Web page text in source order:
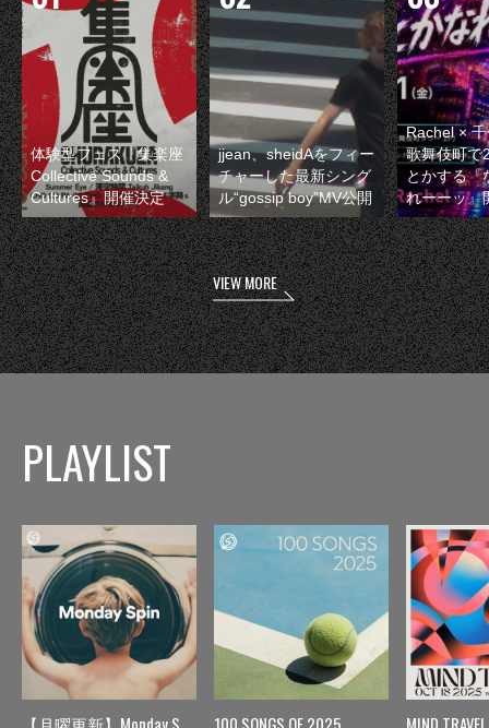
体験型フェス『集楽座
Collective Sounds &
Cultures』開催決定
jjean、sheidAをフィー
チャーした最新シング
ル“gossip boy”MV公開
Rachel ×
歌舞伎町で
とかする『
れーーッ』
VIEW MORE
PLAYLIST